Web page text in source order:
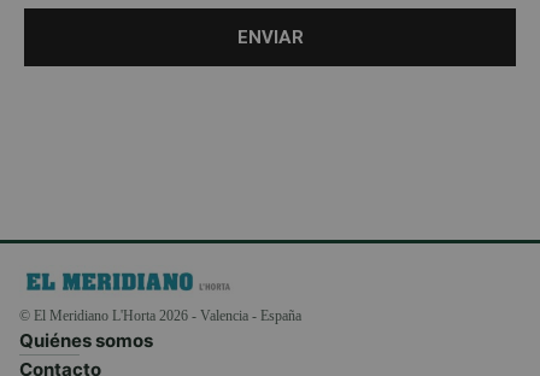
© El Meridiano L'Horta 2026 - Valencia - España
Quiénes somos
Contacto